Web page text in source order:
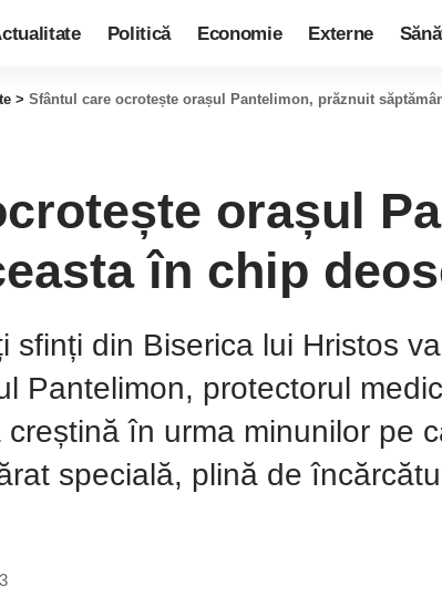
Politică Economie Externe
> Sfântul care ocrotește orașul Pantelimon, prăznuit
orașul
în chip
sfinți din Biserica lui Hristos
Pantelimon, protectorul
în urma minunilor pe
specială, plină de